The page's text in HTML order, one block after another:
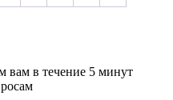
вам в течение 5 минут